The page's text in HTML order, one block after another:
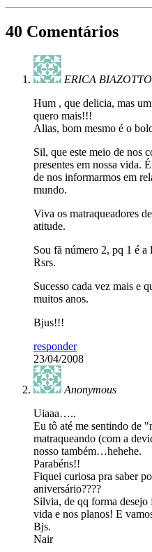
40 Comentários
ERICA BIAZOTTO
Hum , que delicia, mas
quero mais!!!
Alias, bom mesmo é o
Sil, que este meio de nos
presentes em nossa vida.
de nos informarmos em
mundo.
Viva os matraqueadores
atitude.
Sou fã número 2, pq 1 é a
Rsrs.
Sucesso cada vez mais e
muitos anos.
Bjus!!!
responder
23/04/2008
Anonymous
Uiaaa…..
Eu tô até me sentindo de
matraqueando (com a
nosso também…hehehe.
Parabéns!!
Fiquei curiosa pra saber
aniversário????
Silvia, de qq forma desejo
vida e nos planos! E
Bjs.
Nair